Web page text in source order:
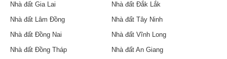
Nhà đất Gia Lai
Nhà đất Đắk Lắk
Nhà đất Lâm Đồng
Nhà đất Tây Ninh
Nhà đất Đồng Nai
Nhà đất Vĩnh Long
Nhà đất Đồng Tháp
Nhà đất An Giang